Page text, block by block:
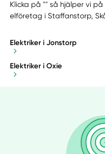
Klicka på "" så hjälper vi
elföretag i Staffanstorp,
Elektriker i Jonstorp
Elektriker i Oxie